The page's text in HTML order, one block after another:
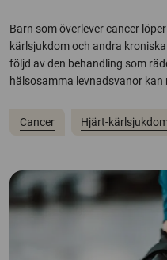
Barn som överlever cancer
kärlsjukdom och andra
följd av den behandling som
hälsosamma levnadsvanor kan
Cancer Hjärt-